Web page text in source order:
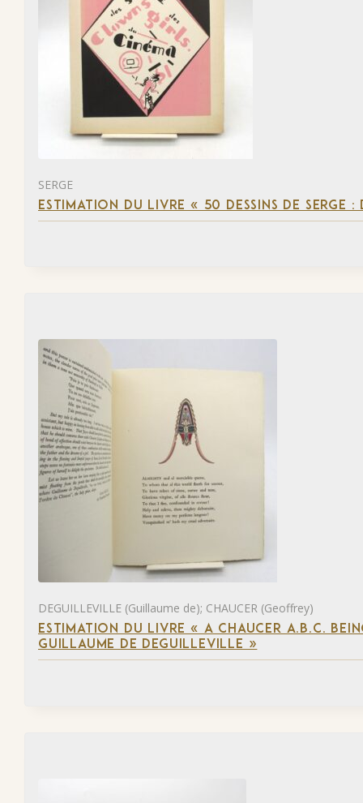
SERGE
ESTIMATION DU LIVRE « 50 DESSINS DE SERGE
DEGUILLEVILLE (Guillaume de); CHAUCER (Geoffrey)
ESTIMATION DU LIVRE « A CHAUCER A.B.C.
GUILLAUME DE DEGUILLEVILLE »